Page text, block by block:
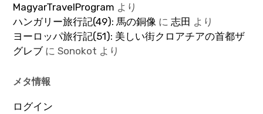
MagyarTravelProgram より
ハンガリー旅行記(49): 馬の銅像 に志田 より
ヨーロッパ旅行記(51): 美しい街クロアチアの首都ザ
グレブにSonokot より
メタ情報
ログイン